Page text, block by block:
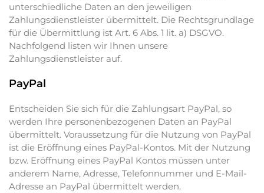
unterschiedliche Daten an den jeweiligen
Zahlungsdienstleister übermittelt. Die Rechtsgrundlage
für die Übermittlung ist Art. 6 Abs. 1 lit. a) DSGVO.
Nachfolgend listen wir Ihnen unsere
Zahlungsdienstleister auf.
PayPal
Entscheiden Sie sich für die Zahlungsart PayPal, so
werden Ihre personenbezogenen Daten an PayPal
übermittelt. Voraussetzung für die Nutzung von PayPal
ist die Eröffnung eines PayPal-Kontos. Mit der Nutzung
bzw. Eröffnung eines PayPal Kontos müssen unter
anderem Name, Adresse, Telefonnummer und E-Mail-
Adresse an PayPal übermittelt werden.